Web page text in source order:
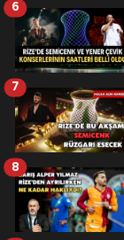
6
7
8